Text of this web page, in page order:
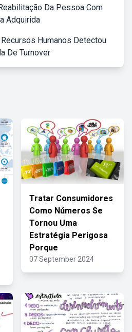
Da Pessoa Com
Adquirida
Humanos Detectou
De Turnover
Tratar Consumidores
Como Números Se
Tornou Uma
Estratégia Perigosa
Porque
07 September 2024